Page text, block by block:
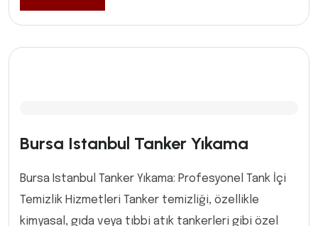
Bursa Istanbul Tanker Yıkama
Bursa Istanbul Tanker Yıkama: Profesyonel Tank İçi
Temizlik Hizmetleri Tanker temizliği, özellikle
kimyasal, gıda veya tıbbi atık tankerleri gibi özel